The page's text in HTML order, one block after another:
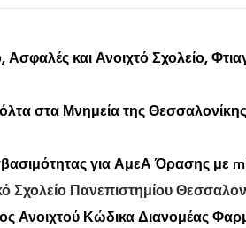
και Ανοιχτό Σχολείο,
στα Μνημεία της
για ΑμεΑ Όρασης με
Σχολείο Πανεπιστημίου
Ανοιχτού Κώδικα Διανομέας